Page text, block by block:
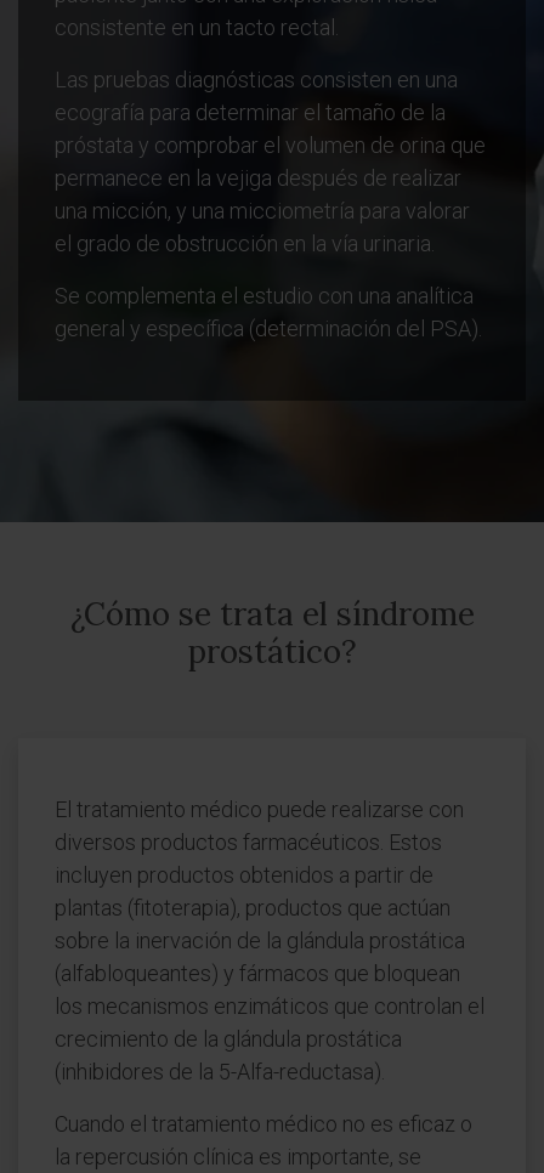
consistente en un tacto rectal.
Las pruebas diagnósticas consisten en una
ecografía para determinar el tamaño de la
próstata y comprobar el volumen de orina que
permanece en la vejiga después de realizar
una micción, y una micciometría para valorar
el grado de obstrucción en la vía urinaria.
Se complementa el estudio con una analítica
general y específica (determinación del PSA).
¿Cómo se trata el síndrome
prostático?
El tratamiento médico puede realizarse con
diversos productos farmacéuticos. Estos
incluyen productos obtenidos a partir de
plantas (fitoterapia), productos que actúan
sobre la inervación de la glándula prostática
(alfabloqueantes) y fármacos que bloquean
los mecanismos enzimáticos que controlan el
crecimiento de la glándula prostática
(inhibidores de la 5-Alfa-reductasa).
Cuando el tratamiento médico no es eficaz o
la repercusión clínica es importante, se